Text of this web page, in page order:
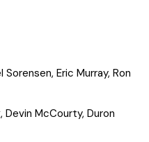
Eric Murray, Ron
McCourty, Duron